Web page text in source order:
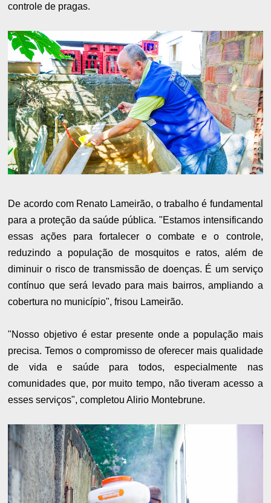
controle de pragas.
De acordo com Renato Lameirão, o trabalho é fundamental
para a proteção da saúde pública. "Estamos intensificando
essas ações para fortalecer o combate e o controle,
reduzindo a população de mosquitos e ratos, além de
diminuir o risco de transmissão de doenças. É um serviço
contínuo que será levado para mais bairros, ampliando a
cobertura no município", frisou Lameirão.
"Nosso objetivo é estar presente onde a população mais
precisa. Temos o compromisso de oferecer mais qualidade
de vida e saúde para todos, especialmente nas
comunidades que, por muito tempo, não tiveram acesso a
esses serviços", completou Alirio Montebrune.